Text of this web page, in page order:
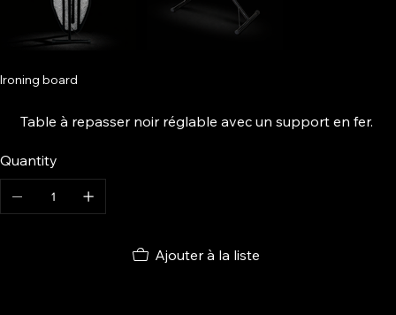
Ironing board
Table à repasser noir réglable avec un support en fer.
Quantity
Ajouter à la liste